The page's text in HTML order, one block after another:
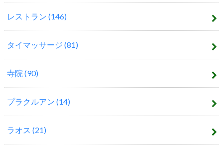
レストラン (146)
タイマッサージ (81)
寺院 (90)
プラクルアン (14)
ラオス (21)